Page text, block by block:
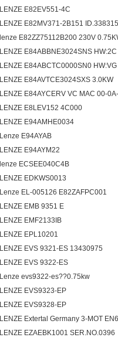
LENZE E82EV551-4C
LENZE E82MV371-2B151
lenze E82ZZ75112B200 230V
LENZE E84ABBNE3024SNS HW:2C
LENZE E84ABCTC0000SN0 HW:VG
LENZE E84AVTCE3024SXS 3.0KW
LENZE E84AYCERV VC MAC 00-
LENZE E8LEV152 4C000
LENZE E94AMHE0034
Lenze E94AYAB
LENZE E94AYM22
lenze ECSEE040C4B
LENZE EDKWS0013
Lenze EL-005126 E82ZAFPC001
LENZE EMB 9351 E
LENZE EMF2133IB
LENZE EPL10201
LENZE EVS 9321-ES 13430975
LENZE EVS 9322-ES
Lenze evs9322-es??0.75kw
LENZE EVS9323-EP
LENZE EVS9328-EP
LENZE Extertal Germany 3-MOT
LENZE EZAEBK1001 SER.NO.0396